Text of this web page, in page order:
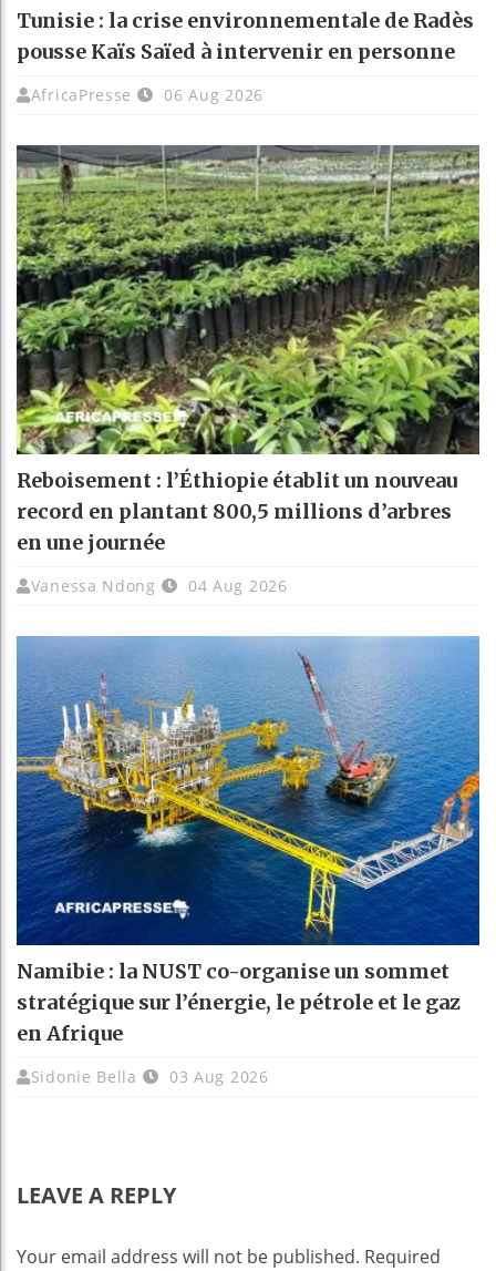
Tunisie : la crise environnementale de Radès
pousse Kaïs Saïed à intervenir en personne
AfricaPresse 06 Aug 2026
Reboisement : l’Éthiopie établit un nouveau
record en plantant 800,5 millions d’arbres
en une journée
Vanessa Ndong 04 Aug 2026
Namibie : la NUST co-organise un sommet
stratégique sur l’énergie, le pétrole et le gaz
en Afrique
Sidonie Bella 03 Aug 2026
LEAVE A REPLY
Your email address will not be published. Required